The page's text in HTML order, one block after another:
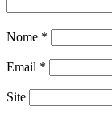
Nome *
Email *
Site